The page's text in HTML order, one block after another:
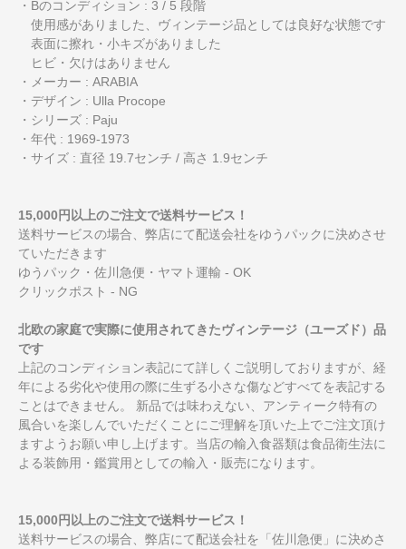
・Bのコンディション : 3 / 5 段階
使用感がありました、ヴィンテージ品としては良好な状態です
表面に擦れ・小キズがありました
ヒビ・欠けはありません
・メーカー : ARABIA
・デザイン : Ulla Procope
・シリーズ : Paju
・年代 : 1969-1973
・サイズ : 直径 19.7センチ / 高さ 1.9センチ
15,000円以上のご注文で送料サービス！
送料サービスの場合、弊店にて配送会社をゆうパックに決めさせ
ていただきます
ゆうパック・佐川急便・ヤマト運輸 - OK
クリックポスト - NG
北欧の家庭で実際に使用されてきたヴィンテージ（ユーズド）品
です
上記のコンディション表記にて詳しくご説明しておりますが、経
年による劣化や使用の際に生ずる小さな傷などすべてを表記する
ことはできません。 新品では味わえない、アンティーク特有の
風合いを楽しんでいただくことにご理解を頂いた上でご注文頂け
ますようお願い申し上げます。当店の輸入食器類は食品衛生法に
よる装飾用・鑑賞用としての輸入・販売になります。
15,000円以上のご注文で送料サービス！
送料サービスの場合、弊店にて配送会社を「佐川急便」に決めさ